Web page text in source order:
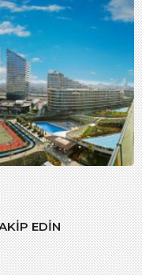
EDIN